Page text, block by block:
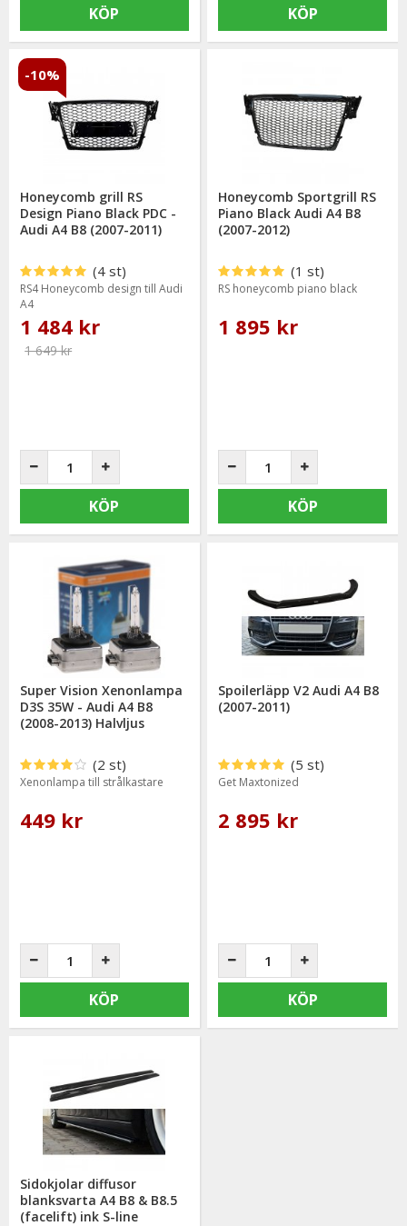
KÖP KÖP
Honeycomb grill RS
Design Piano Black PDC -
Audi A4 B8 (2007-2011)
(4 st)
RS4 Honeycomb design till Audi
A4
1 484 kr
1 649 kr
-10%
KÖP
Honeycomb Sportgrill RS
Piano Black Audi A4 B8
(2007-2012)
(1 st)
RS honeycomb piano black
1 895 kr
KÖP
Super Vision Xenonlampa
D3S 35W - Audi A4 B8
(2008-2013) Halvljus
(2 st)
Xenonlampa till strålkastare
449 kr
KÖP
Spoilerläpp V2 Audi A4 B8
(2007-2011)
(5 st)
Get Maxtonized
2 895 kr
KÖP
Sidokjolar diffusor
blanksvarta A4 B8 & B8.5
(facelift) ink S-line